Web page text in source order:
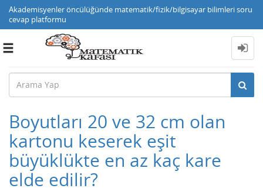
Akademisyenler öncülüğünde matematik/fizik/bilgisayar bilimleri soru
cevap platformu
Toggle
Boyutları 20 ve 32 cm olan
kartonu keserek eşit
büyüklükte en az kaç kare
elde edilir?